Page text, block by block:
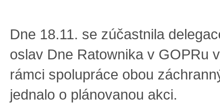
Dne 18.11. se zúčastnila
oslav Dne Ratownika v GOPRu
rámci spolupráce obou
jednalo o plánovanou akci.